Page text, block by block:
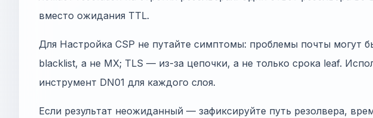
вместо ожидания TTL.
Для Настройка CSP не путайте симптомы: проблемы почты могут
blacklist, а не MX; TLS — из-за цепочки, а не только срока leaf.
инструмент DN01 для каждого слоя.
Если результат неожиданный — зафиксируйте путь резолвера,